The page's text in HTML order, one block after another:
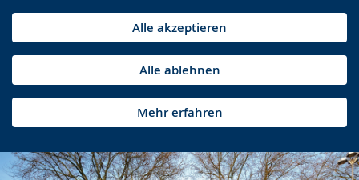
Alle akzeptieren
Alle ablehnen
Mehr erfahren